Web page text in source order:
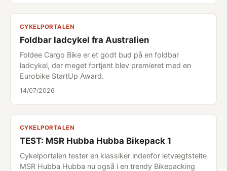
CYKELPORTALEN
Foldbar ladcykel fra Australien
Foldee Cargo Bike er et godt bud på en foldbar
ladcykel, der meget fortjent blev premieret med en
Eurobike StartUp Award.
14/07/2026
CYKELPORTALEN
TEST: MSR Hubba Hubba Bikepack 1
Cykelportalen tester en klassiker indenfor letvægtstelte
MSR Hubba Hubba nu også i en trendy Bikepacking